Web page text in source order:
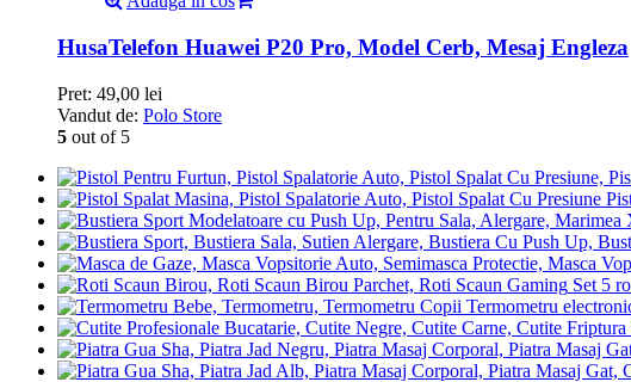
HusaTelefon Huawei P20 Pro, Model Cerb, Mesaj Engleza
Pret: 49,00 lei
Vandut de: Polo Store
5 out of 5
Set 5
Termometru